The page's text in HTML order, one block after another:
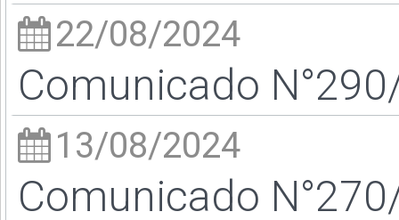
22/08/2024
Comunicado
13/08/2024
Comunicado